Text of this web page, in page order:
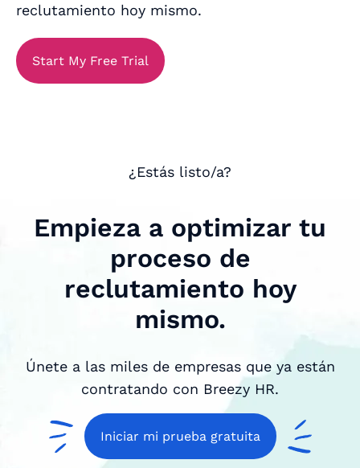
reclutamiento hoy mismo.
Start My Free Trial
¿Estás listo/a?
Empieza a optimizar tu
proceso de
reclutamiento hoy
mismo.
Únete a las miles de empresas que ya están
contratando con Breezy HR.
Iniciar mi prueba gratuita